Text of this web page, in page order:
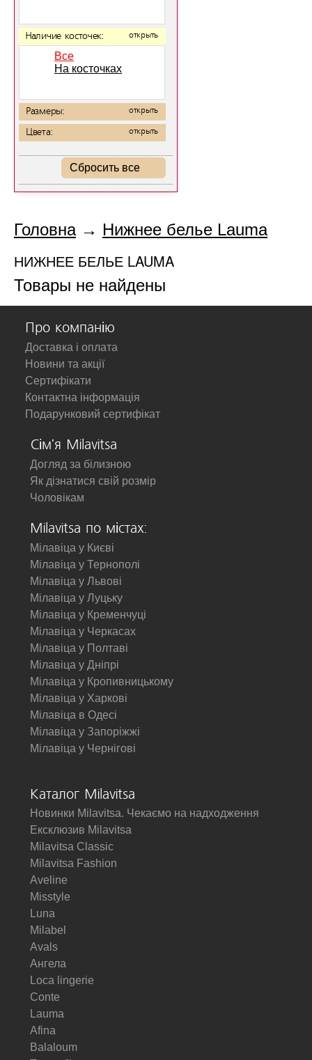
Наличие косточек: открыть
Все
На косточках
Размеры: открыть
Цвета: открыть
Сбросить все
Головна→ Нижнее белье Lauma
НИЖНЕЕ БЕЛЬЕ LAUMA
Товары не найдены
Про компанію
Доставка і оплата
Новини та акції
Сертифікати
Контактна інформація
Подарунковий сертифікат
Сім'я Milavitsa
Догляд за білизною
Як дізнатися свій розмір
Чоловікам
Milavitsa по містах:
Мілавіца у Києві
Мілавіца у Тернополі
Мілавіца у Львові
Мілавіца у Луцьку
Мілавіца у Кременчуці
Мілавіца у Черкасах
Мілавіца у Полтаві
Мілавіца у Дніпрі
Мілавіца у Кропивницькому
Мілавіца у Харкові
Мілавіца в Одесі
Мілавіца у Запоріжжі
Мілавіца у Чернігові
Каталог Milavitsa
Новинки Milavitsa. Чекаємо на надходження
Ексклюзив Milavitsa
Milavitsa Classic
Milavitsa Fashion
Aveline
Misstyle
Luna
Milabel
Avals
Ангела
Loca lingerie
Conte
Lauma
Afina
Balaloum